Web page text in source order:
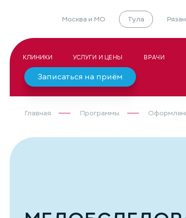
Москва и МО Тула
КЛИНИКИ УСЛУГИ И ЦЕНЫ ВРАЧИ
Записаться на приём
Главная Программы